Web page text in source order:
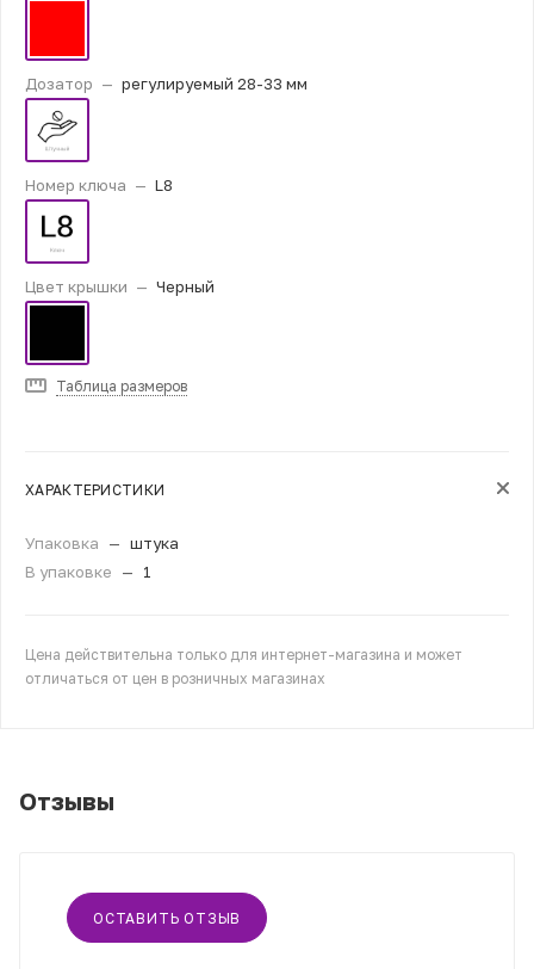
Дозатор — регулируемый 28-33 мм
Номер ключа — L8
Цвет крышки — Черный
Таблица размеров
ХАРАКТЕРИСТИКИ
Упаковка — штука
В упаковке
— 1
Цена действительна только для интернет-магазина и может
отличаться от цен в розничных магазинах
Отзывы
ОСТАВИТЬ ОТЗЫВ